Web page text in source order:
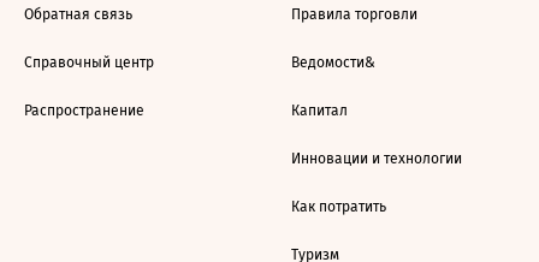
Обратная связь
Справочный центр
Распространение
Правила торговли
Ведомости&
Капитал
Инновации и технологии
Как потратить
Туризм